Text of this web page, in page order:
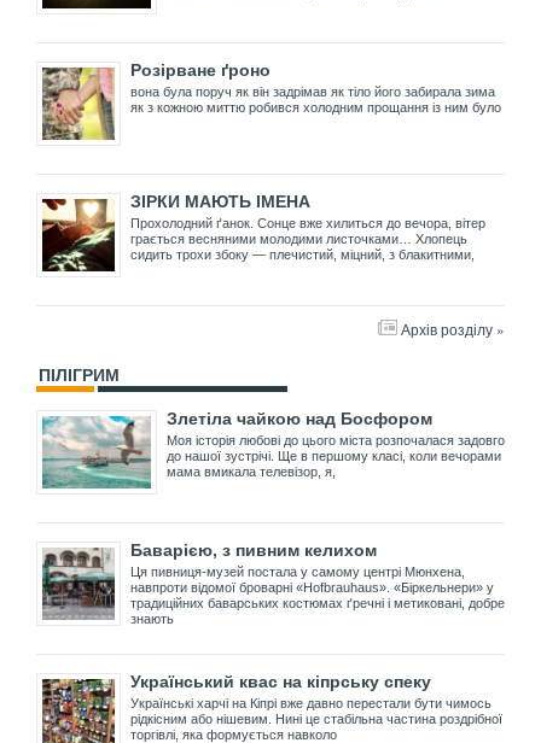
Розірване ґроно
вона була поруч як він задрімав як тіло його забирала зима
як з кожною миттю робився холодним прощання із ним було
ЗІРКИ МАЮТЬ ІМЕНА
Прохолодний ґанок. Сонце вже хилиться до вечора, вітер
грається весняними молодими листочками… Хлопець
сидить трохи збоку — плечистий, міцний, з блакитними,
Архів розділу »
ПІЛІГРИМ
Злетіла чайкою над Босфором
Моя історія любові до цього міста розпочалася задовго
до нашої зустрічі. Ще в першому класі, коли вечорами
мама вмикала телевізор, я,
Баварією, з пивним келихом
Ця пивниця-музей постала у самому центрі Мюнхена,
навпроти відомої броварні «Hofbrauhaus». «Біркельнери» у
традиційних баварських костюмах ґречні і метиковані, добре
знають
Український квас на кіпрську спеку
Українські харчі на Кіпрі вже давно перестали бути чимось
рідкісним або нішевим. Нині це стабільна частина роздрібної
торгівлі, яка формується навколо